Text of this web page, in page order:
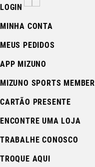
LOGIN
MINHA CONTA
MEUS PEDIDOS
APP MIZUNO
MIZUNO SPORTS MEMBER
CARTÃO PRESENTE
ENCONTRE UMA LOJA
TRABALHE CONOSCO
TROQUE AQUI